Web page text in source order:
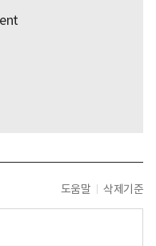
도움말 삭제기준